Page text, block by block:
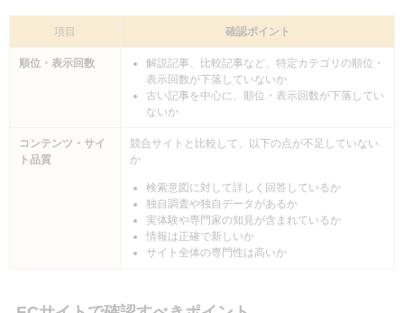
項目 確認ポイント
順位・表示回数
解説記事、比較記事など、特定カテゴリの順位・
表示回数が下落していないか
古い記事を中心に、順位・表示回数が下落してい
ないか
コンテンツ・サイ
ト品質
競合サイトと比較して、以下の点が不足していない
か
検索意図に対して詳しく回答しているか
独自調査や独自データがあるか
実体験や専門家の知見が含まれているか
情報は正確で新しいか
サイト全体の専門性は高いか